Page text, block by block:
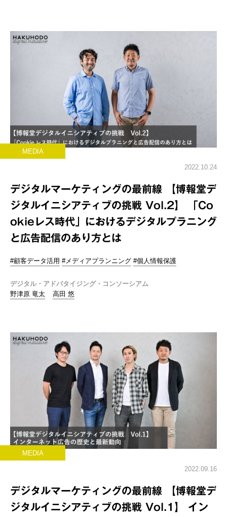
MEDIA
2022.10.24
デジタルマーケティングの最前線 【博報堂デ
ジタルイニシアティブの挑戦 Vol.2】 「Co
okieレス時代」におけるデジタルプラニング
と広告配信のあり方とは
#顧客データ活用 #メディアプランニング #個人情報保護
デジタル・アドバタイジング・コンソーシアム
野津原 竜太
高田 悠
MEDIA
2022.09.16
デジタルマーケティングの最前線 【博報堂デ
ジタルイニシアティブの挑戦 Vol.1】 イン